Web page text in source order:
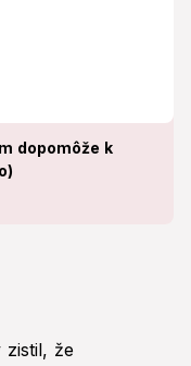
dopomôže k
zistil, že